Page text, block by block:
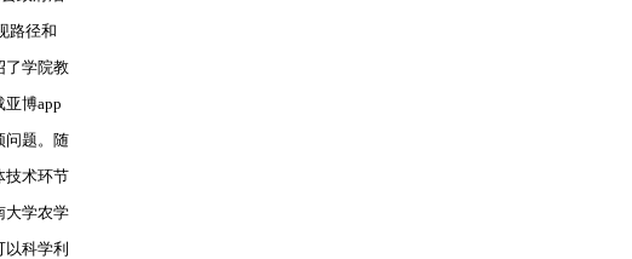
路径和
了学院教
博app
问题。随
技术环节
大学农学
科学利